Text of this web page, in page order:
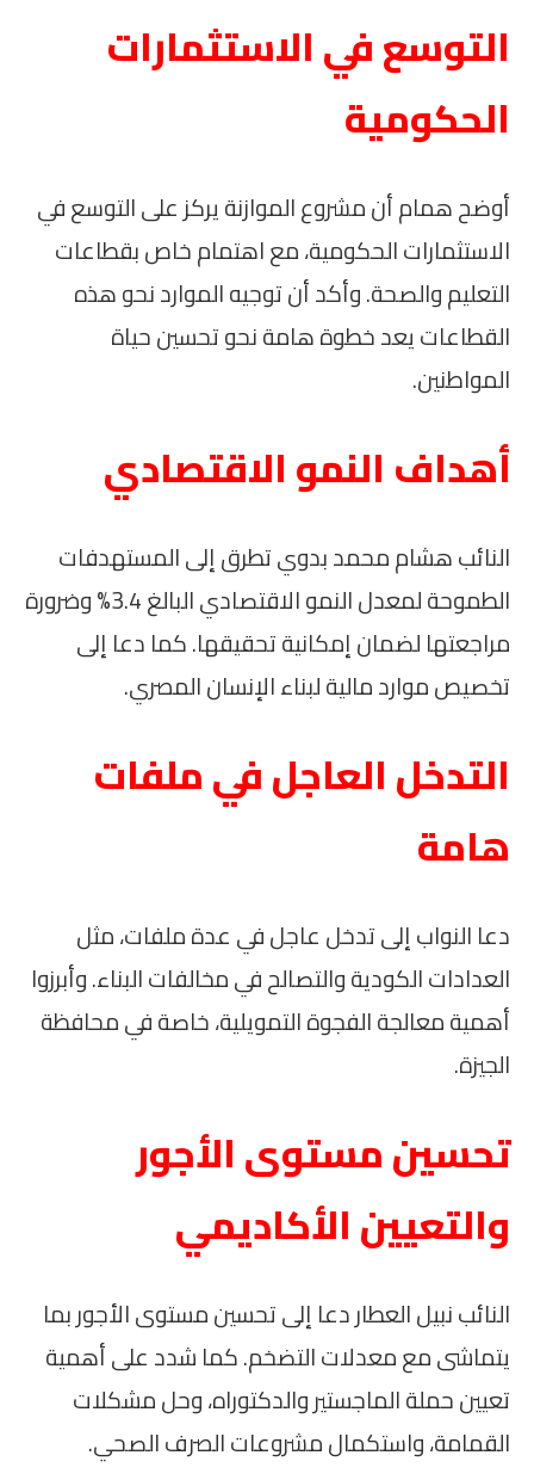
التوسع في الاستثمارات
الحكومية
أوضح همام أن مشروع الموازنة يركز على التوسع في
الاستثمارات الحكومية، مع اهتمام خاص بقطاعات
التعليم والصحة. وأكد أن توجيه الموارد نحو هذه
القطاعات يعد خطوة هامة نحو تحسين حياة
المواطنين.
أهداف النمو الاقتصادي
النائب هشام محمد بدوي تطرق إلى المستهدفات
الطموحة لمعدل النمو الاقتصادي البالغ 3.4% وضرورة
مراجعتها لضمان إمكانية تحقيقها. كما دعا إلى
تخصيص موارد مالية لبناء الإنسان المصري.
التدخل العاجل في ملفات
هامة
دعا النواب إلى تدخل عاجل في عدة ملفات، مثل
العدادات الكودية والتصالح في مخالفات البناء. وأبرزوا
أهمية معالجة الفجوة التمويلية، خاصة في محافظة
الجيزة.
تحسين مستوى الأجور
والتعيين الأكاديمي
النائب نبيل العطار دعا إلى تحسين مستوى الأجور بما
يتماشى مع معدلات التضخم. كما شدد على أهمية
تعيين حملة الماجستير والدكتوراه، وحل مشكلات
القمامة، واستكمال مشروعات الصرف الصحي.